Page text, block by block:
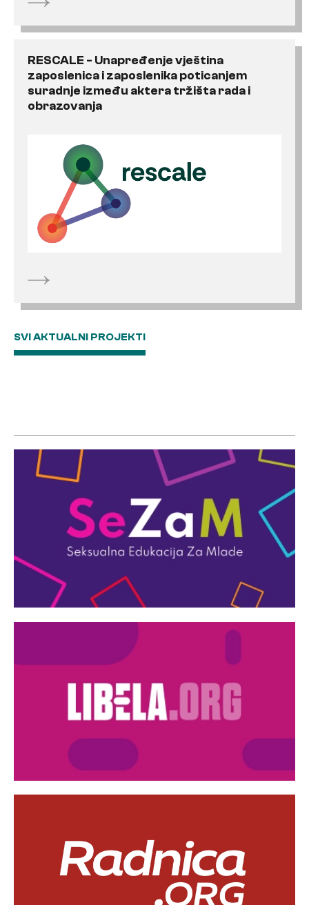
RESCALE - Unapređenje vještina
zaposlenica i zaposlenika poticanjem
suradnje između aktera tržišta rada i
obrazovanja
SVI AKTUALNI PROJEKTI